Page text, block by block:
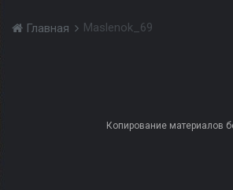
Главная Maslenok_69
Копирование материалов